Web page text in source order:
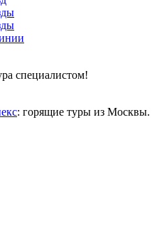
специалистом!
: горящие туры из Москвы.